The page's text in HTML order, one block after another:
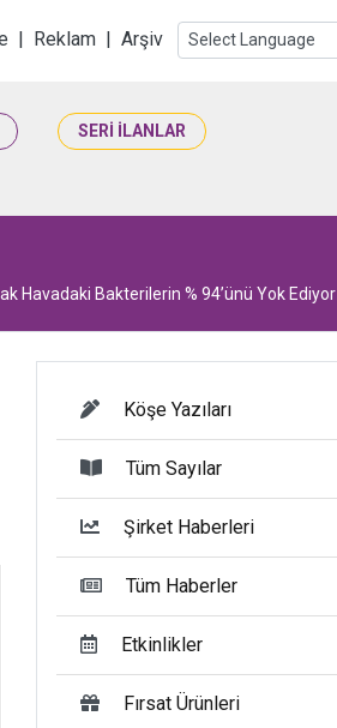
| Reklam | Arşiv
SERİ İLANLAR
Havadaki Bakterilerin % 94’ünü Yok Ediyor
Köşe Yazıları
Tüm Sayılar
Şirket Haberleri
Tüm Haberler
Etkinlikler
Fırsat Ürünleri